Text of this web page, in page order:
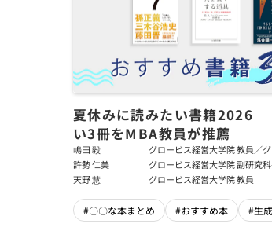
夏休みに読みたい書籍
い3冊をMBA教員が推薦
嶋田 毅
グロービス経営大学院 教員／
許勢 仁美
グロービス経営大学院 副研究
天野 慧
グロービス経営大学院 教員
#〇〇な本まとめ #おすすめ本 #生